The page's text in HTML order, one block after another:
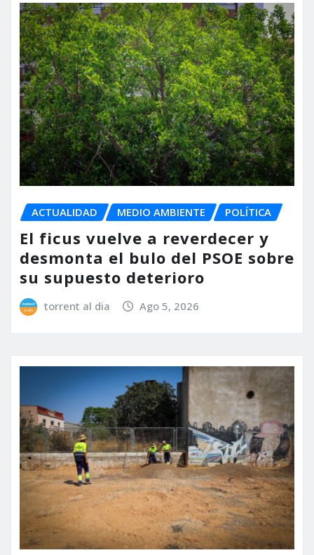
ACTUALIDAD MEDIO AMBIENTE POLÍTICA
El ficus vuelve a reverdecer y
desmonta el bulo del PSOE sobre
su supuesto deterioro
torrent al dia Ago 5, 2026